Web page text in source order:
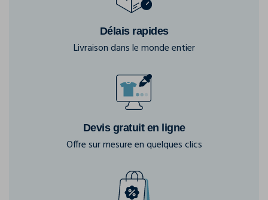
Délais rapides
Livraison dans le monde entier
Devis gratuit en ligne
Offre sur mesure en quelques clics